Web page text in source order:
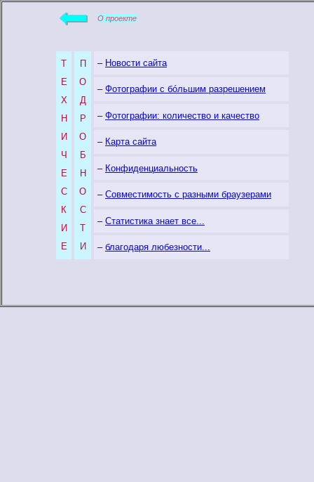
О проекте
Т
Е
Х
Н
И
Ч
Е
С
К
И
Е
П
О
Д
Р
О
Б
Н
О
С
Т
И
– Новости сайта
– Фотографии с бóльшим разрешением
– Фотографии: количество и качество
– Карта сайта
– Конфиденциальность
– Совместимость с разными браузерами
– Статистика знает все...
– благодаря любезности...